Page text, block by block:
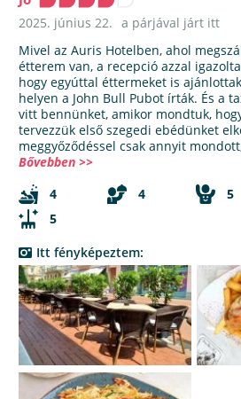
2025. június 22. a párjával járt itt
Mivel az Auris Hotelben, ahol
étterem van, a recepció azzal
hogy egyúttal éttermeket is
helyen a John Bull Pubot írták. És a
vitt bennünket, amikor mondtuk,
tervezzük első szegedi ebédünket
meggyőződéssel csak annyit
Bővebben >>
4
4 5
5
Itt fényképeztem: